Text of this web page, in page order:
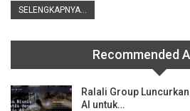
SELENGKAPNYA...
Recommended
Ralali Group
AI untuk…